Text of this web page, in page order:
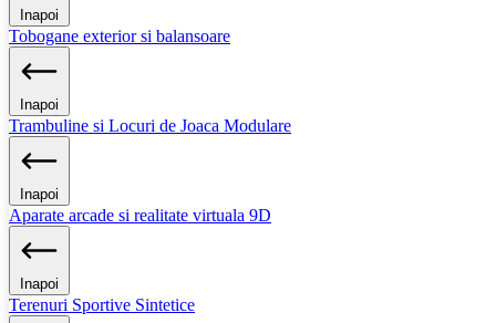
Inapoi
Tobogane exterior si balansoare
Inapoi
Trambuline si Locuri de Joaca Modulare
Inapoi
Aparate arcade si realitate virtuala 9D
Inapoi
Terenuri Sportive Sintetice